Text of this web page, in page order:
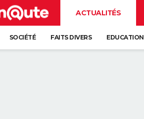
ACTUALITÉS
SOCIÉTÉ FAITS DIVERS EDUCATION